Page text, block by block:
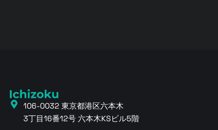
106-0032 東京都港区六本木
3丁目16番12号 六本木KSビル5階